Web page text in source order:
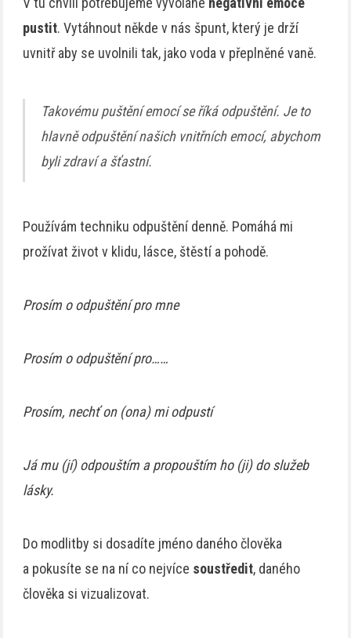
pustit. Vytáhnout někde v nás špunt, který je drží
uvnitř aby se uvolnili tak, jako voda v přeplněné vaně.
Takovému puštění emocí se říká odpuštění. Je to
hlavně odpuštění našich vnitřních emocí, abychom
byli zdraví a šťastní.
Používám techniku odpuštění denně. Pomáhá mi
prožívat život v klidu, lásce, štěstí a pohodě.
Prosím o odpuštění pro mne
Prosím o odpuštění pro……
Prosím, nechť on (ona) mi odpustí
Já mu (jí) odpouštím a propouštím ho (ji) do služeb
lásky.
Do modlitby si dosadíte jméno daného člověka
a pokusíte se na ní co nejvíce soustředit, daného
člověka si vizualizovat.